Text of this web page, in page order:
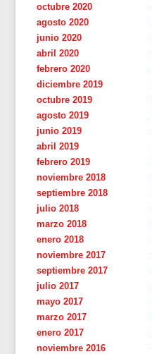
octubre 2020
agosto 2020
junio 2020
abril 2020
febrero 2020
diciembre 2019
octubre 2019
agosto 2019
junio 2019
abril 2019
febrero 2019
noviembre 2018
septiembre 2018
julio 2018
marzo 2018
enero 2018
noviembre 2017
septiembre 2017
julio 2017
mayo 2017
marzo 2017
enero 2017
noviembre 2016